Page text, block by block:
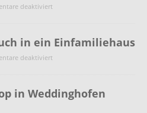
deaktiviert
in ein Einfamiliehaus
deaktiviert
in Weddinghofen